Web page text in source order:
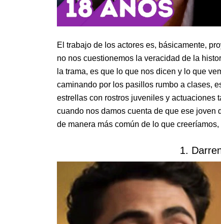
El trabajo de los actores es, básicamente,
no nos cuestionemos la veracidad de la
la trama, es que lo que nos dicen y lo que
caminando por los pasillos rumbo a clases,
estrellas con rostros juveniles y actuaciones
cuando nos damos cuenta de que ese joven
de manera más común de lo que
1.